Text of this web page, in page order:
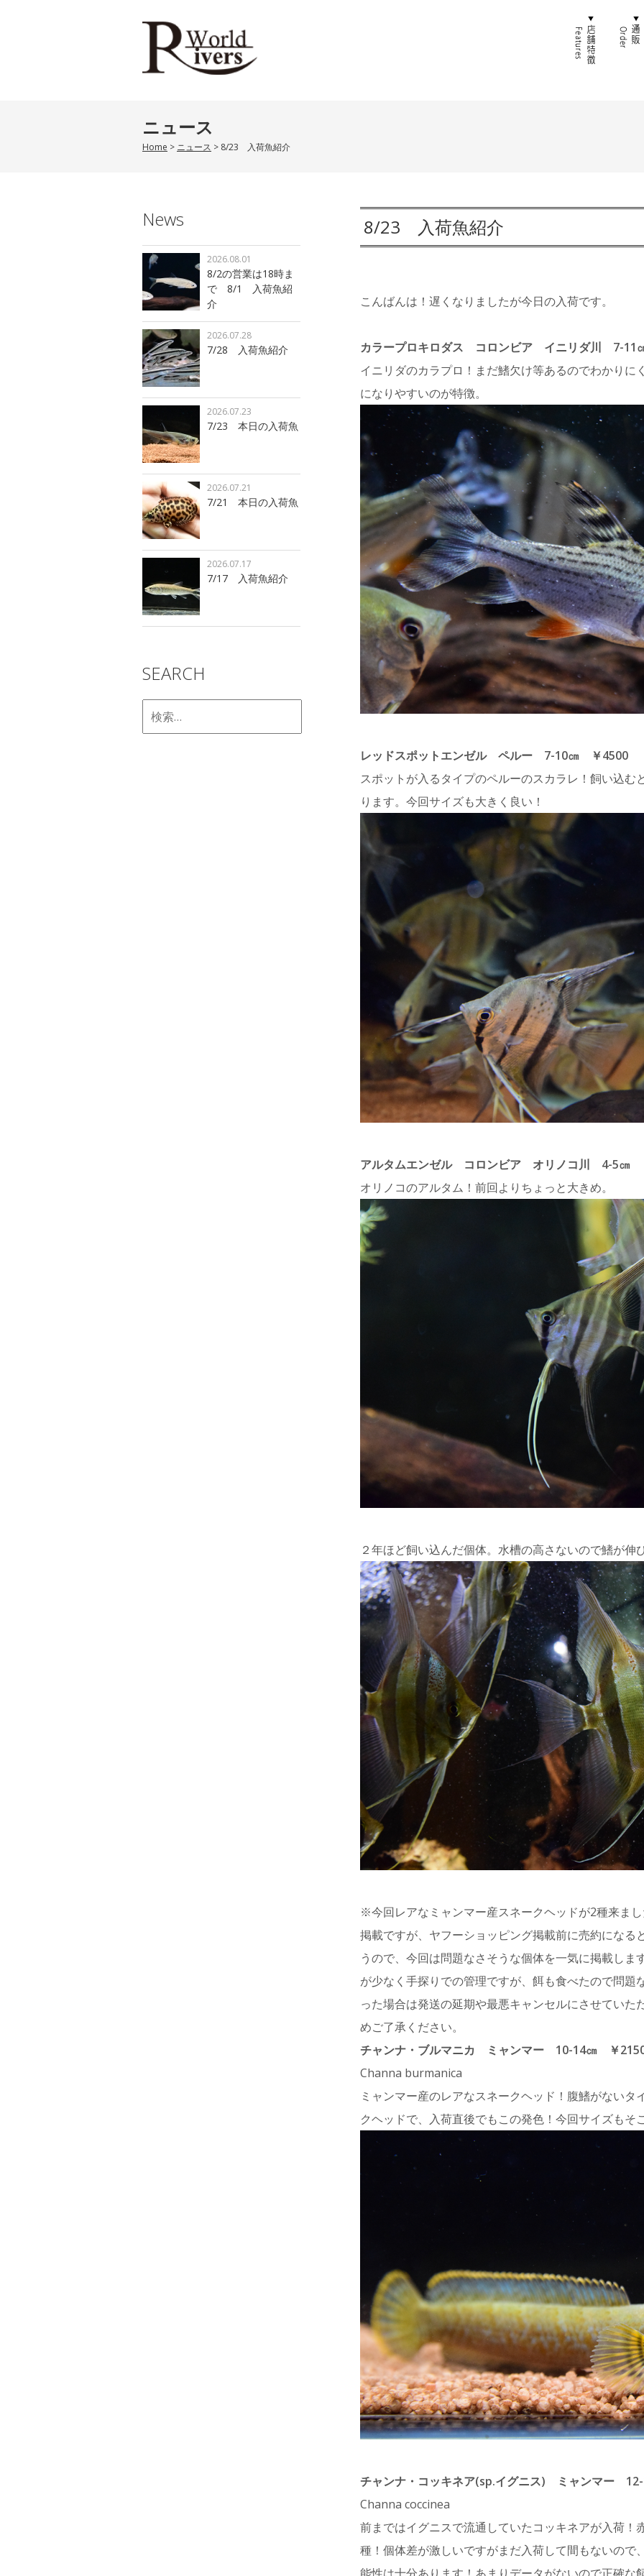
ニュース
Home > ニュース > 8/23 入荷魚紹介
8/23 入荷魚紹介
こんばんは！遅くなりましたが今日の入荷です。
カラープロキロダス コロンビア イニリダ川 7-11
イニリダのカラプロ！まだ鰭欠け等あるのでわかりに
になりやすいのが特徴。
レッドスポットエンゼル ペルー 7-10㎝ ￥4500
スポットが入るタイプのペルーのスカラレ！飼い込む
ります。今回サイズも大きく良い！
アルタムエンゼル コロンビア オリノコ川 4-5㎝
オリノコのアルタム！前回よりちょっと大きめ。
２年ほど飼い込んだ個体。水槽の高さないので鰭が
※今回レアなミャンマー産スネークヘッドが2種来ま
掲載ですが、ヤフーショッピング掲載前に売約になる
うので、今回は問題なさそうな個体を一気に掲載しま
が少なく手探りでの管理ですが、餌も食べたので問題
った場合は発送の延期や最悪キャンセルにさせていた
めご了承ください。
チャンナ・ブルマニカ ミャンマー 10-14㎝ ￥
Channa burmanica
ミャンマー産のレアなスネークヘッド！腹鰭がない
クヘッドで、入荷直後でもこの発色！今回サイズもそ
チャンナ・コッキネア(sp.イグニス) ミャンマー
Channa coccinea
前まではイグニスで流通していたコッキネアが入荷！
種！個体差が激しいですがまだ入荷して間もないので
News
8/2の営業は18時ま
で 8/1 入荷魚紹
介
2026.08.01
7/28 入荷魚紹介
2026.07.28
7/23 本日の入荷魚
2026.07.23
7/21 本日の入荷魚
2026.07.21
7/17 入荷魚紹介
2026.07.17
SEARCH